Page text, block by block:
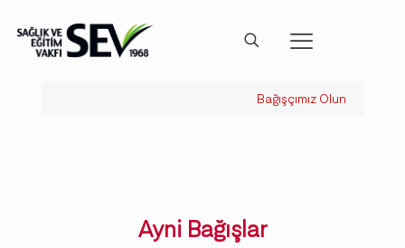
Bağışçımız Olun
Ayni Bağışlar